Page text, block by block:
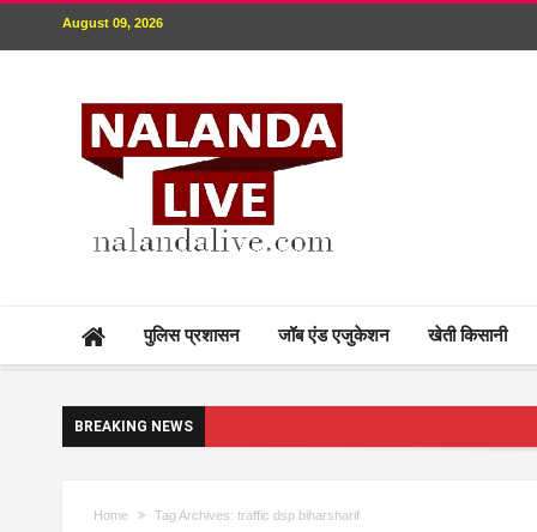
August 09, 2026
पुलिस प्रशासन जॉब एंड एजुकेशन खेती किसानी
BREAKING NEWS
Home Tag Archives: traffic dsp biharsharif